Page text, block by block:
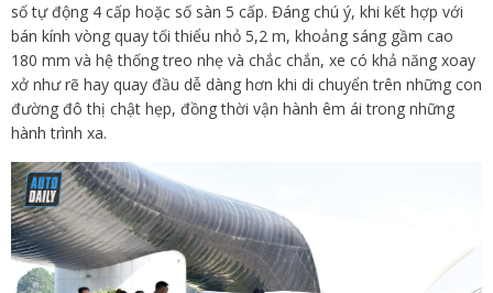
số tự động 4 cấp hoặc số sàn 5 cấp. Đáng chú ý, khi kết hợp với
bán kính vòng quay tối thiểu nhỏ 5,2 m, khoảng sáng gầm cao
180 mm và hệ thống treo nhẹ và chắc chắn, xe có khả năng xoay
xở như rẽ hay quay đầu dễ dàng hơn khi di chuyển trên những con
đường đô thị chật hẹp, đồng thời vận hành êm ái trong những
hành trình xa.